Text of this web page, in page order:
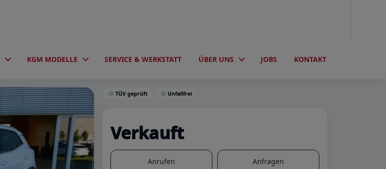
KGM MODELLE SERVICE & WERKSTATT ÜBER UNS JOBS KONTAKT
TÜV geprüft Unfallfrei
Verkauft
Anrufen Anfragen